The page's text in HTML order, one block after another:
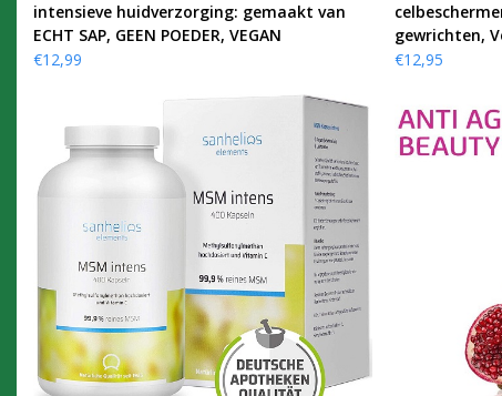
intensieve huidverzorging: gemaakt van
ECHT SAP, GEEN POEDER, VEGAN
€12,99
gewrichten,
€12,95